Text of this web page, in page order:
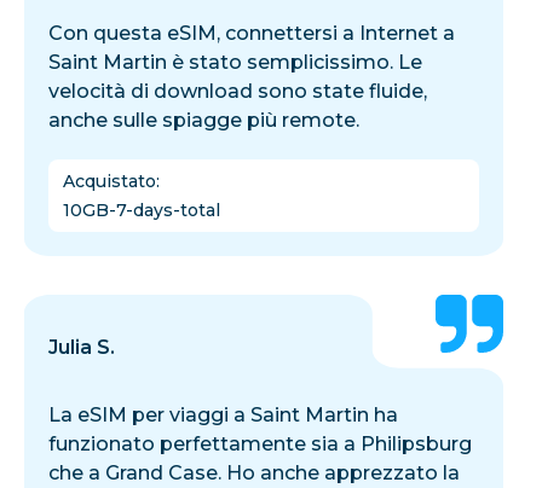
Con questa eSIM, connettersi a Internet a
Saint Martin è stato semplicissimo. Le
velocità di download sono state fluide,
anche sulle spiagge più remote.
Acquistato:
10GB-7-days-total
Julia S.
La eSIM per viaggi a Saint Martin ha
funzionato perfettamente sia a Philipsburg
che a Grand Case. Ho anche apprezzato la